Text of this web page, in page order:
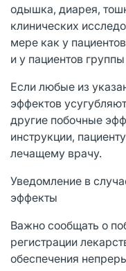
одышка, диарея,
клинических
мере как у
и у пациентов
Если любые из
эффектов
другие побочные
инструкции,
лечащему врачу.
Уведомление в
эффекты
Важно сообщать о
регистрации
обеспечения